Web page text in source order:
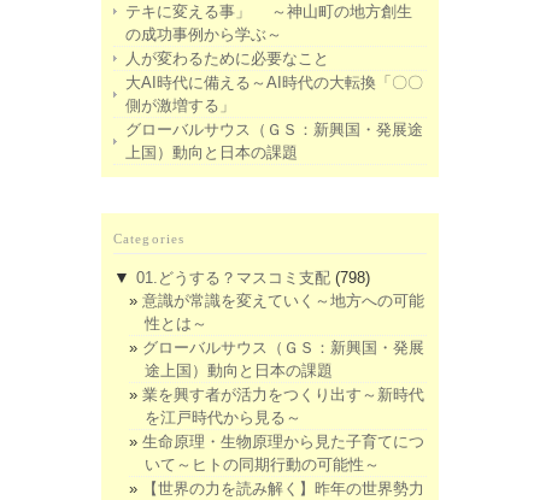
テキに変える事」 ～神山町の地方創生
の成功事例から学ぶ～
人が変わるために必要なこと
大AI時代に備える～AI時代の大転換「〇〇
側が激増する」
グローバルサウス（ＧＳ：新興国・発展途
上国）動向と日本の課題
Categories
▼ 01.どうする？マスコミ支配 (798)
意識が常識を変えていく～地方への可能
性とは～
グローバルサウス（ＧＳ：新興国・発展
途上国）動向と日本の課題
業を興す者が活力をつくり出す～新時代
を江戸時代から見る～
生命原理・生物原理から見た子育てにつ
いて～ヒトの同期行動の可能性～
【世界の力を読み解く】昨年の世界勢力